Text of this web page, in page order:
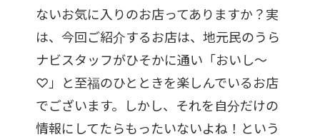
ないお気に入りのお店ってありますか？実
は、今回ご紹介するお店は、地元民のうら
ナビスタッフがひそかに通い「おいし～
♡」と至福のひとときを楽しんでいるお店
でございます。しかし、それを自分だけの
情報にしてたらもったいないよね！という